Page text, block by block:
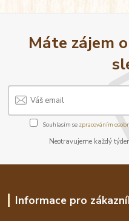
Máte zájem
Souhlasím se zpracováním
Neotravujeme každý
Informace pro